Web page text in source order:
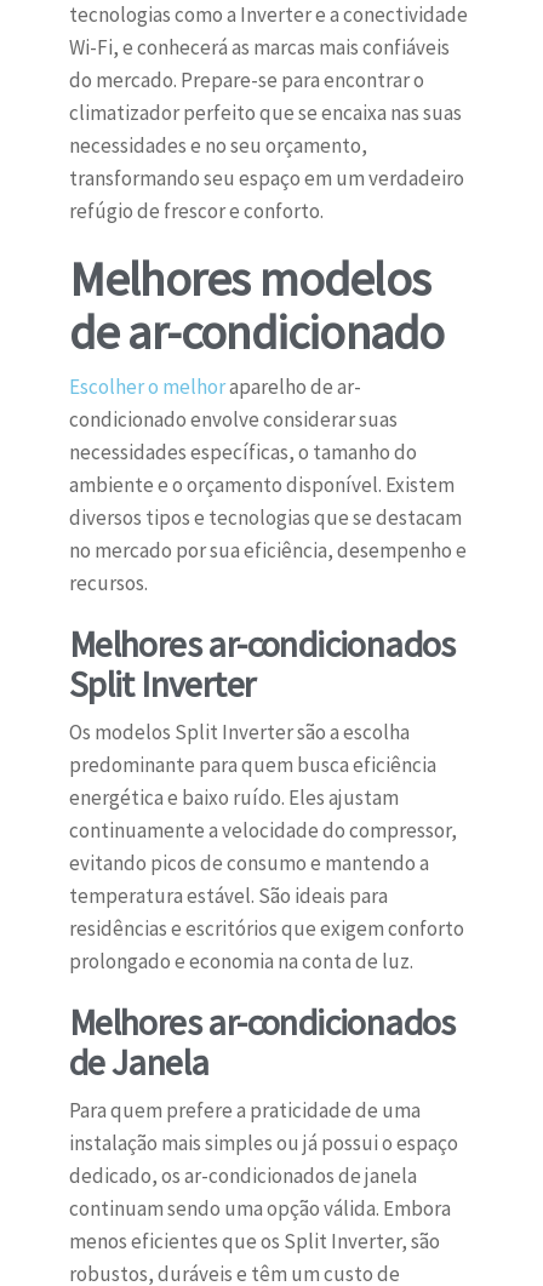
tecnologias como a Inverter e a conectividade
Wi-Fi, e conhecerá as marcas mais confiáveis
do mercado. Prepare-se para encontrar o
climatizador perfeito que se encaixa nas suas
necessidades e no seu orçamento,
transformando seu espaço em um verdadeiro
refúgio de frescor e conforto.
Melhores modelos
de ar-condicionado
Escolher o melhoraparelho de ar-
condicionado envolve considerar suas
necessidades específicas, o tamanho do
ambiente e o orçamento disponível. Existem
diversos tipos e tecnologias que se destacam
no mercado por sua eficiência, desempenho e
recursos.
Melhores ar-condicionados
Split Inverter
Os modelos Split Inverter são a escolha
predominante para quem busca eficiência
energética e baixo ruído. Eles ajustam
continuamente a velocidade do compressor,
evitando picos de consumo e mantendo a
temperatura estável. São ideais para
residências e escritórios que exigem conforto
prolongado e economia na conta de luz.
Melhores ar-condicionados
de Janela
Para quem prefere a praticidade de uma
instalação mais simples ou já possui o espaço
dedicado, os ar-condicionados de janela
continuam sendo uma opção válida. Embora
menos eficientes que os Split Inverter, são
robustos, duráveis e têm um custo de